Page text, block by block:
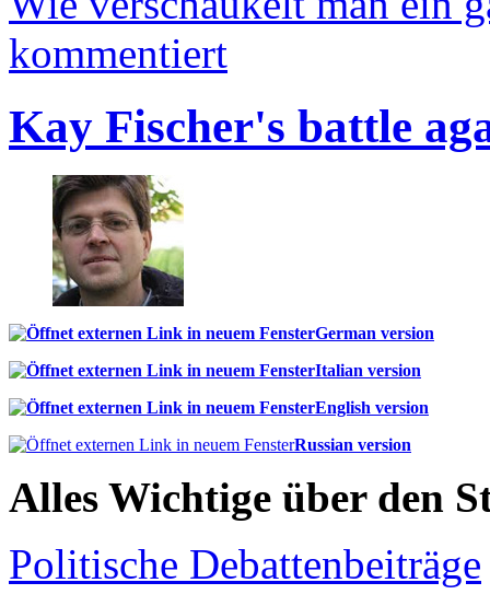
kommentiert
Kay Fischer's battle
German version
Italian version
English version
Russian version
Alles Wichtige über den
Politische Debattenbeiträge